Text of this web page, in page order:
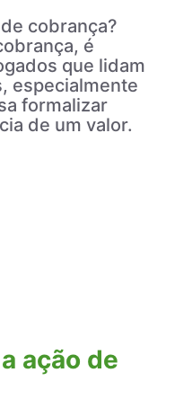
cobrança?
é
que lidam
especialmente
formalizar
de um valor.
ação de